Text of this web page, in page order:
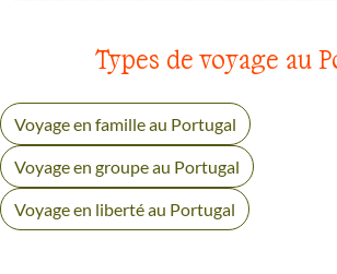
Types de voyage au
Voyage en famille au Portugal
Voyage en groupe au Portugal
Voyage en liberté au Portugal